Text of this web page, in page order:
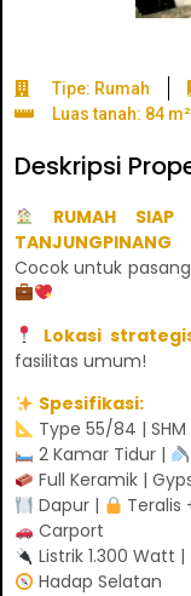
Tipe: Rumah
Luas tanah: 84 m²
Deskripsi
RUMAH
TANJUNGPINANG
Cocok untuk
Lokasi
fasilitas umum!
Spesifikasi:
Type 55/84 | SHM
2 Kamar Tidur |
Full Keramik |
Dapur |
Teralis
Carport
Listrik 1.300 Watt |
Hadap Selatan